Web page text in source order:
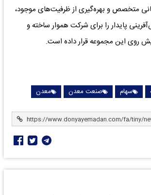
متخصص و بهره‌گیری از ظرفیت‌های موجود،
پایدار را برای شرکت هموار ساخته و
روی این مجموعه قرار داده است.
سهام صنعت معدن معدن